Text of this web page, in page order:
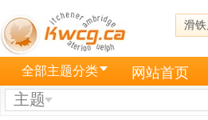
滑
全部主题分类 网站首页
主题